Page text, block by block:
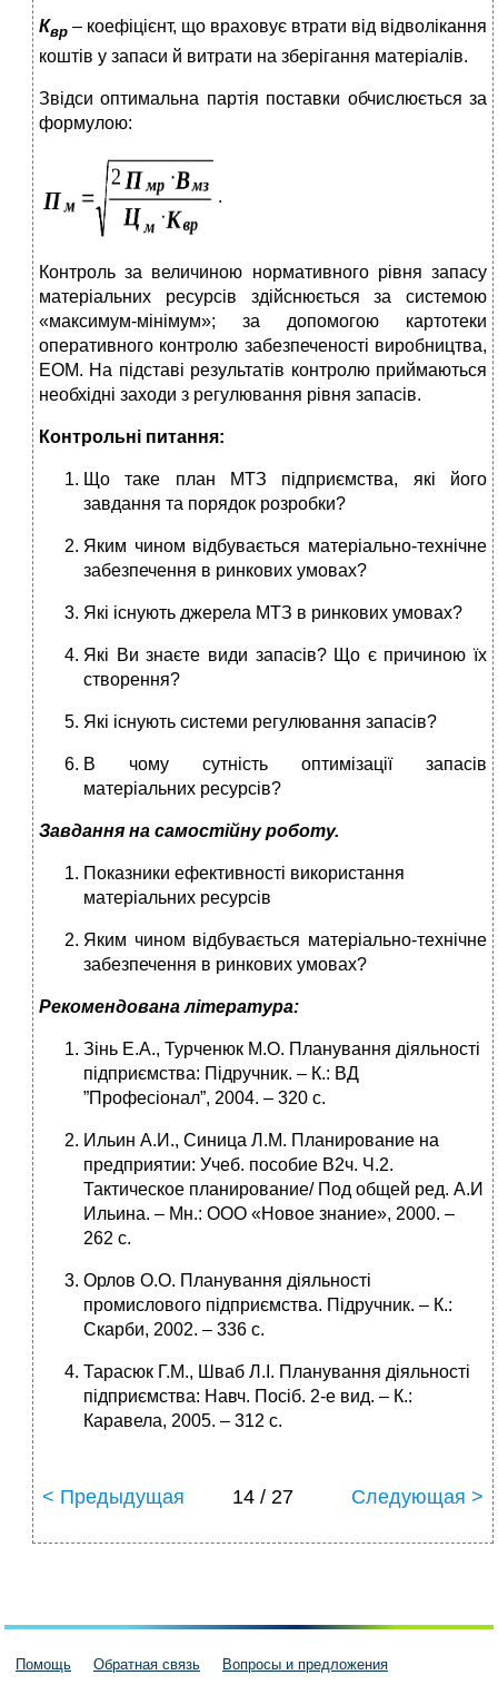
Квр – коефіцієнт, що враховує втрати від відволікання
коштів у запаси й витрати на зберігання матеріалів.
Звідси оптимальна партія поставки обчислюється за
формулою:
.
Контроль за величиною нормативного рівня запасу
матеріальних ресурсів здійснюється за системою
«максимум-мінімум»; за допомогою картотеки
оперативного контролю забезпеченості виробництва,
ЕОМ. На підставі результатів контролю приймаються
необхідні заходи з регулювання рівня запасів.
Контрольні питання:
Що таке план МТЗ підприємства, які його
завдання та порядок розробки?
Яким чином відбувається матеріально-технічне
забезпечення в ринкових умовах?
Які існують джерела МТЗ в ринкових умовах?
Які Ви знаєте види запасів? Що є причиною їх
створення?
Які існують системи регулювання запасів?
В чому сутність оптимізації запасів
матеріальних ресурсів?
Завдання на самостійну роботу.
Показники ефективності використання
матеріальних ресурсів
Яким чином відбувається матеріально-технічне
забезпечення в ринкових умовах?
Рекомендована література:
Зінь Е.А., Турченюк М.О. Планування діяльності
підприємства: Підручник. – К.: ВД
”Професіонал”, 2004. – 320 с.
Ильин А.И., Синица Л.М. Планирование на
предприятии: Учеб. пособие В2ч. Ч.2.
Тактическое планирование/ Под общей ред. А.И
Ильина. – Мн.: ООО «Новое знание», 2000. –
262 с.
Орлов О.О. Планування діяльності
промислового підприємства. Підручник. – К.:
Скарби, 2002. – 336 с.
Тарасюк Г.М., Шваб Л.І. Планування діяльності
підприємства: Навч. Посіб. 2-е вид. – К.:
Каравела, 2005. – 312 с.
< Предыдущая 14 / 27 Следующая >
Помощь Обратная связь Вопросы и предложения